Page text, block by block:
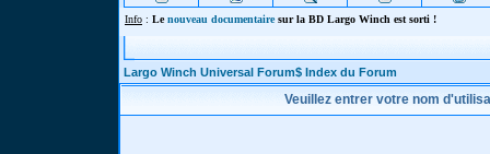
Info : Lenouveau documentairesur la BD Largo Winch est sorti !
Largo Winch Universal Forum$ Index du Forum
Veuillez entrer votre nom